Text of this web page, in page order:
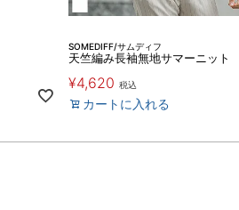
SOMEDIFF/サムディフ
天竺編み長袖無地サマーニット
¥4,620 税込
カートに入れる